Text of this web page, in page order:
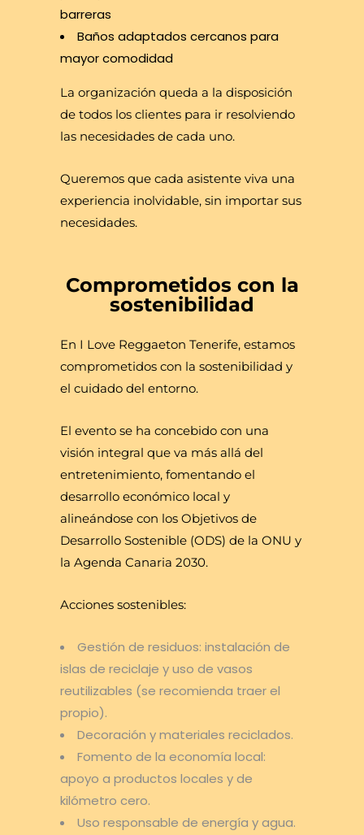
barreras
Baños adaptados cercanos para
mayor comodidad
La organización queda a la disposición
de todos los clientes para ir resolviendo
las necesidades de cada uno.
Queremos que cada asistente viva una
experiencia inolvidable, sin importar sus
necesidades.
Comprometidos con la
sostenibilidad
En I Love Reggaeton Tenerife, estamos
comprometidos con la sostenibilidad y
el cuidado del entorno.
El evento se ha concebido con una
visión integral que va más allá del
entretenimiento, fomentando el
desarrollo económico local y
alineándose con los Objetivos de
Desarrollo Sostenible (ODS) de la ONU y
la Agenda Canaria 2030.
Acciones sostenibles:
Gestión de residuos: instalación de
islas de reciclaje y uso de vasos
reutilizables (se recomienda traer el
propio).
Decoración y materiales reciclados.
Fomento de la economía local:
apoyo a productos locales y de
kilómetro cero.
Uso responsable de energía y agua.